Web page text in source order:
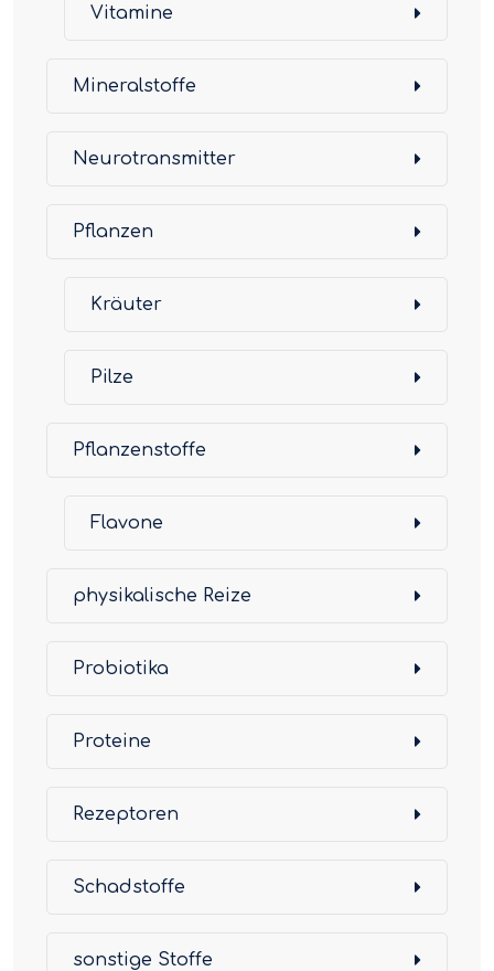
Vitamine
Mineralstoffe
Neurotransmitter
Pflanzen
Kräuter
Pilze
Pflanzenstoffe
Flavone
physikalische Reize
Probiotika
Proteine
Rezeptoren
Schadstoffe
sonstige Stoffe